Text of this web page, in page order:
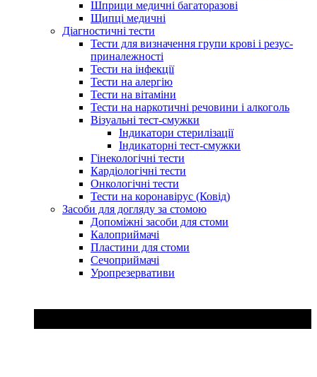
Шприци медичні багаторазові
Щипці медичні
Діагностичні тести
Тести для визначення групи крові і резус-
приналежності
Тести на інфекції
Тести на алергію
Тести на вітаміни
Тести на наркотичні речовини і алкоголь
Візуальні тест-смужки
Індикатори стерилізації
Індикаторні тест-смужки
Гінекологічні тести
Кардіологічні тести
Онкологічні тести
Тести на коронавірус (Ковід)
Засоби для догляду за стомою
Допоміжні засоби для стоми
Калоприймачі
Пластини для стоми
Сечоприймачі
Уропрезервативи